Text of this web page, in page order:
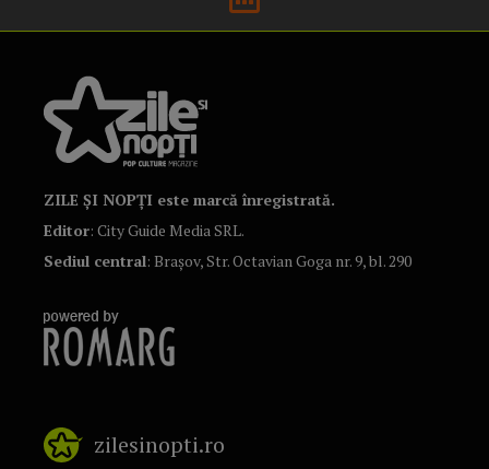
ZILE ȘI NOPȚI este marcă înregistrată.
Editor: City Guide Media SRL.
Sediul central: Brașov, Str. Octavian Goga nr. 9, bl. 290
zilesinopti.ro